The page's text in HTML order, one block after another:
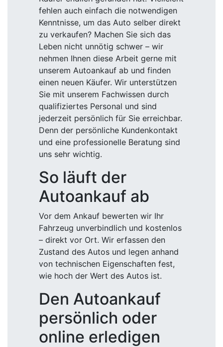
fehlen auch einfach die notwendigen
Kenntnisse, um das Auto selber direkt
zu verkaufen? Machen Sie sich das
Leben nicht unnötig schwer – wir
nehmen Ihnen diese Arbeit gerne mit
unserem Autoankauf ab und finden
einen neuen Käufer. Wir unterstützen
Sie mit unserem Fachwissen durch
qualifiziertes Personal und sind
jederzeit persönlich für Sie erreichbar.
Denn der persönliche Kundenkontakt
und eine professionelle Beratung sind
uns sehr wichtig.
So läuft der
Autoankauf ab
Vor dem Ankauf bewerten wir Ihr
Fahrzeug unverbindlich und kostenlos
– direkt vor Ort. Wir erfassen den
Zustand des Autos und legen anhand
von technischen Eigenschaften fest,
wie hoch der Wert des Autos ist.
Den Autoankauf
persönlich oder
online erledigen